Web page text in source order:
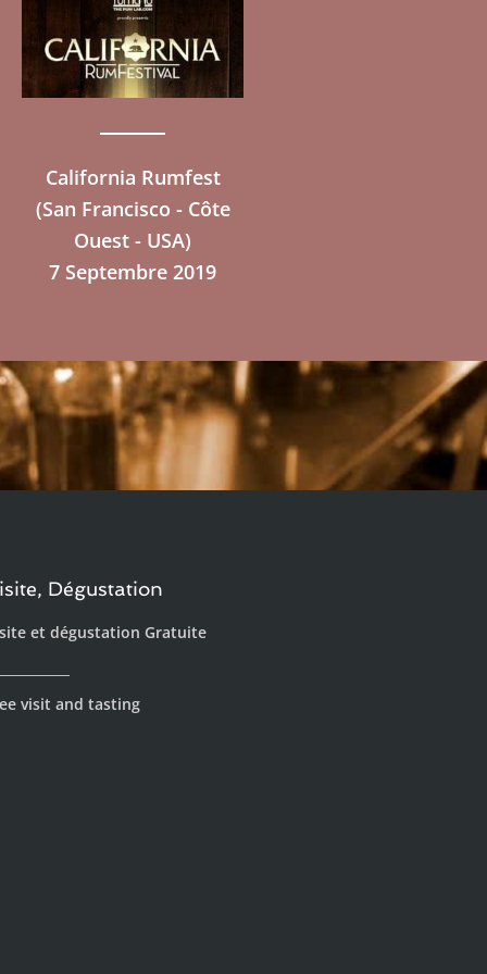
California Rumfest
(San Francisco - Côte
Ouest - USA)
7 Septembre 2019
Dégustation
et dégustation Gratuite
visit and tasting